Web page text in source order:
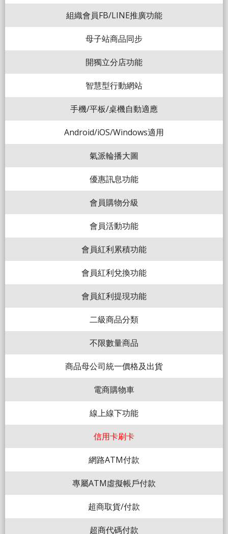
組織會員FB/LINE推廣功能
母子站商品同步
開獨立分店功能
智慧型行動網站
手機/平板/桌機自動適應
Android/iOS/Windows適用
氣派輪播大圖
優惠訊息功能
會員購物分級
會員活動功能
會員紅利累積功能
會員紅利兌換功能
會員紅利提現功能
二級商品分類
不限數量商品
商品母公司統一價格及出貨
電商購物車
線上線下功能
信用卡刷卡
網路ATM付款
專屬ATM虛擬帳戶付款
超商取貨/付款
超商代碼付款